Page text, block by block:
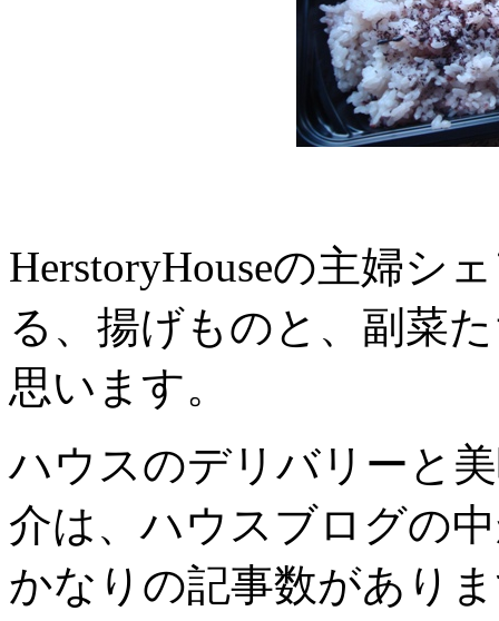
HerstoryHouseの主婦シ
る、揚げものと、副菜
思います。
ハウスのデリバリーと
介は、ハウスブログの
かなりの記事数があり